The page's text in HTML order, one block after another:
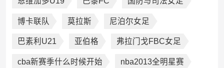
博卡联队 莫拉斯 尼泊尔女足
巴素利U21 亚伯格 弗拉门戈FBC女足
cba新赛季什么时候开始 nba2013全明星赛